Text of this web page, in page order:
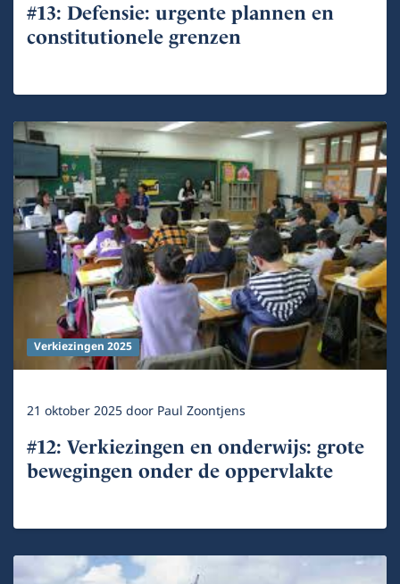
#13: Defensie: urgente plannen en
constitutionele grenzen
Verkiezingen 2025
21 oktober 2025door Paul Zoontjens
#12: Verkiezingen en onderwijs: grote
bewegingen onder de oppervlakte